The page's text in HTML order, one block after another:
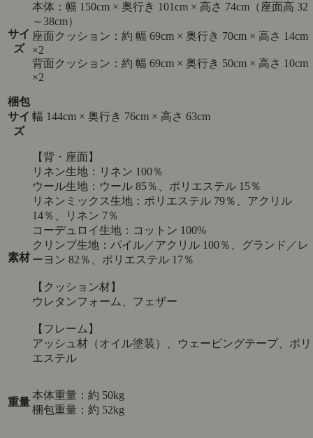
サイ
ズ
本体：幅 150cm × 奥行き 101cm × 高さ 74cm（座面高 32
～38cm）
座面クッション：約 幅 69cm × 奥行き 70cm × 高さ 14cm
×2
背面クッション：約 幅 69cm × 奥行き 50cm × 高さ 10cm
×2
梱包
サイ
ズ
幅 144cm × 奥行き 76cm × 高さ 63cm
素材
【背・座面】
リネン生地：リネン 100％
ウール生地：ウール 85％、ポリエステル 15％
リネンミックス生地：ポリエステル 79％、アクリル
14％、リネン 7％
コーデュロイ生地：コットン 100%
クリンプ生地：パイル／アクリル 100％、グランド／レ
ーヨン 82％、ポリエステル 17％
【クッション材】
ウレタンフォーム、フェザー
【フレーム】
アッシュ材（オイル塗装）、ウェービングテープ、ポリ
エステル
重量
本体重量：約 50kg
梱包重量：約 52kg